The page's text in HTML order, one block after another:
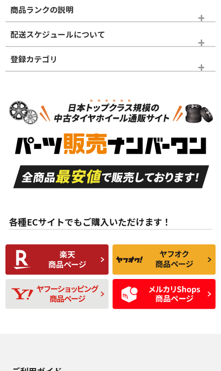
商品ランクの説明
※商品ランクは出品者の主観により判断しておりますので、あら
かじめご了承ください。
ホイールランク
S
品）
S
新車外し品（新古
付き
A
走行距離も少なく、
目立つ傷もほとんど
ない中古品
A
走行距離も少なく、
非常に状態の良い中
古品
な中古品
んどない中古品
C
比較的きれいな中古
品
C
られるが、使用に問
題のない中古品
D
使用感や目立つ傷が
あり、一般的な中古
品
D
残り溝も少なく、偏
磨耗がみられ、短期
間使用できるくらい
の中古品
配送スケジュールについて
登録カテゴリ
ホイールのみ
各種ECサイトでもご購入いただけます！